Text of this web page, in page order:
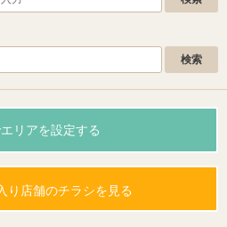
リアを設定する
り店舗のチラシを見る